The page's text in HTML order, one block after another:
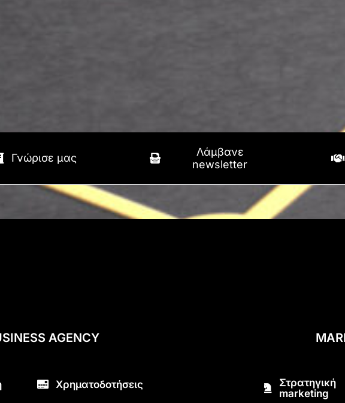
Γνώρισε μας
Λάμβανε
newsletter
AGENCY
Χρηματοδοτήσεις
Στρατηγική
marketing